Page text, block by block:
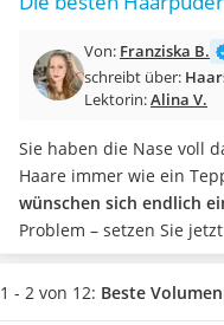
Katzenklappe (Chip)
Masturbator
Massagepistole
Reisehaartrockner
Eiweißpulver
Magnesiumpräparat
Katzenklappe
Nackenmassagegerät
Zeckenschutz Katze
Von: Franziska B.
schreibt über:
Lektorin:Alina V.
Sie haben die Nase voll
Haare immer wie ein
wünschen sich endlich
Problem – setzen Sie
Haarpuder wird direkt
gründlich einmassiert.
1 - 2 von 12: Beste